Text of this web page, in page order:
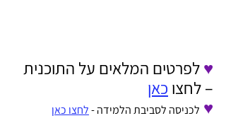
♥ לפרטים המלאים על התוכנית
– לחצו כאן
♥ לכניסה לסביבת הלמידה - לחצו כאן